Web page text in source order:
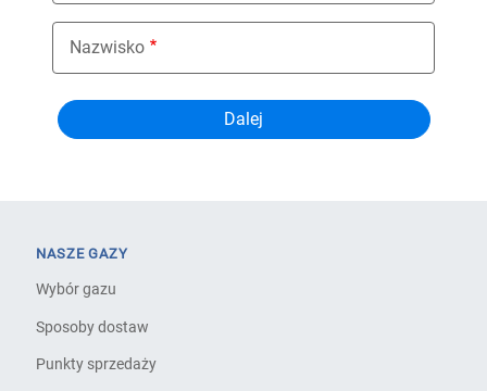
Nazwisko
NASZE GAZY
Wybór gazu
Sposoby dostaw
Punkty sprzedaży